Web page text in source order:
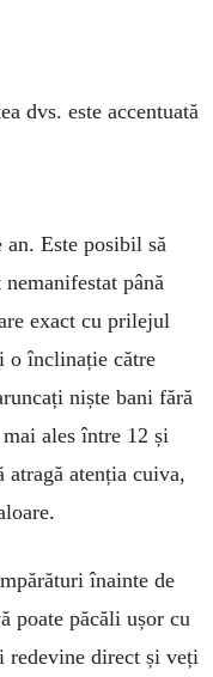
dvs. este accen­tua­tă
Este posibil să
până
exact cu prilejul
o înclinație către
niște bani fără
ales între 12 și
atragă atenția cui­va,
înainte de
poate păcăli ușor cu
direct și veți